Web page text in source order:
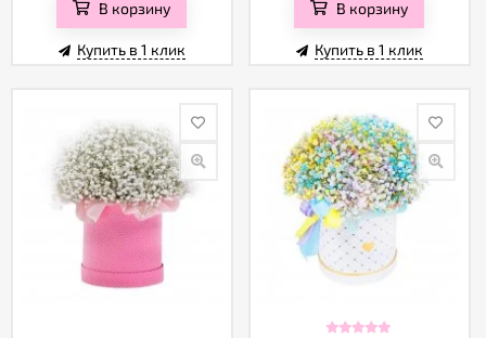
В корзину
Купить в 1 клик
В корзину
Купить в 1 клик